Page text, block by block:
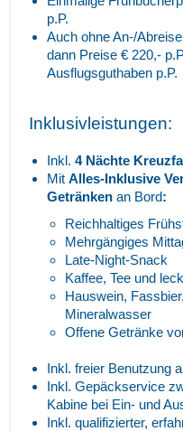
p.P.
Auch ohne An-/
dann Preise € 220,-
Ausflugsguthaben p.P.
Inklusivleistungen:
Inkl. 4 Nächte
Mit Alles-Inklusive
Getränken an Bord:
Reichhaltiges
Mehrgängiges
Late-Night-Snack
Kaffee, Tee und
Hauswein,
Mineralwasser
Offene Getränke
Inkl. freier Benutzung
Inkl. Gepäckservice
Kabine bei Ein- und
Inkl. qualifizierter,